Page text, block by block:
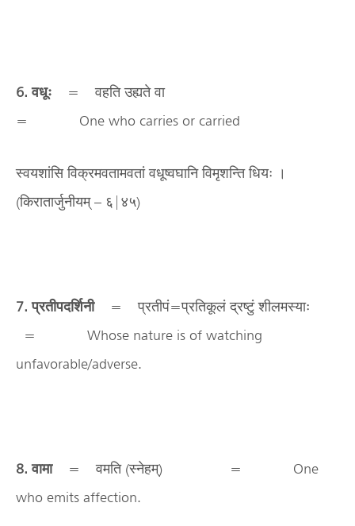
6. वधूः = वहति उह्यते वा
= One who carries or carried
स्वयशांसि विक्रमवतामवतां वधूष्वघानि विमृशन्ति धियः ।
(किरातार्जुनीयम् – ६|४५)
7. प्रतीपदर्शिनी= प्रतीपं=प्रतिकूलं द्रष्टुं शीलमस्याः
= Whose nature is of watching
unfavorable/adverse.
8. वामा= वमति (स्नेहम्) = One
who emits affection.